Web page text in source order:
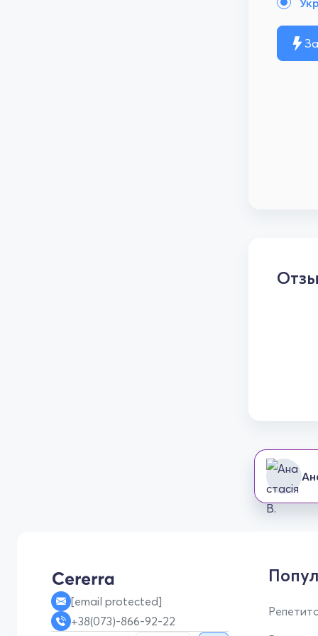
[email protected]
+38(073)-866-92-22